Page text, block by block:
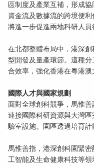
區制度及產業互補，形成
資金流及數據流的跨境便
將進一步促進兩地科研人員
在北都整體布局中，港深
型開發及量產環節。這種
合效率，強化香港在粵港澳
國際人才與國家規劃
面對全球創科競爭，馬惟
連接國際科研資源與大灣
驗室設施。園區透過培育計
馬惟善指，港深創科園緊
工智能及生命健康科技等